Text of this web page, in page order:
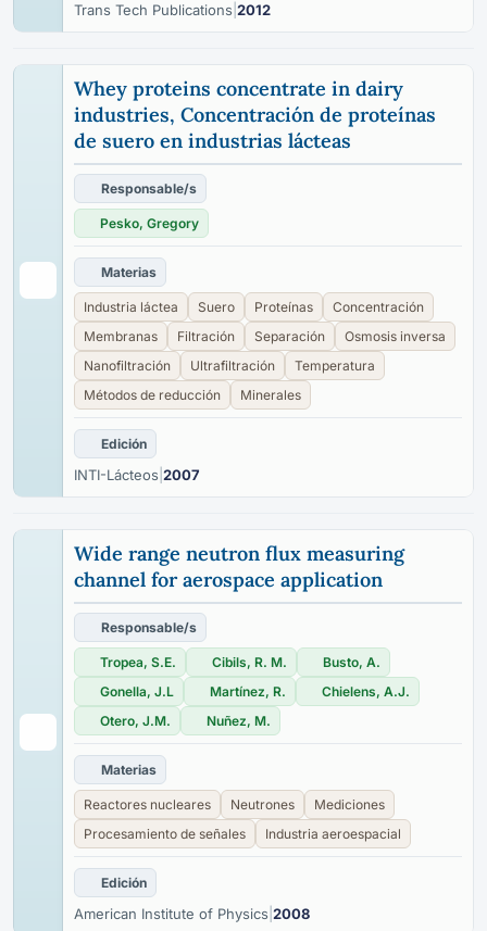
Trans Tech Publications 2012
Whey proteins concentrate in dairy
industries, Concentración de proteínas
de suero en industrias lácteas
Responsable/s
Pesko, Gregory
Materias
Industria láctea Suero Proteínas
Concentración
Membranas
Filtración Separación
Osmosis inversa
Nanofiltración
Ultrafiltración
Temperatura
Métodos de reducción
Minerales
Edición
INTI-Lácteos 2007
Wide range neutron flux measuring
channel for aerospace application
Responsable/s
Tropea, S.E. Cibils, R. M.
Busto, A.
Gonella, J.L
Martínez, R.
Chielens, A.J.
Otero, J.M.
Nuñez, M.
Materias
Reactores nucleares Neutrones
Mediciones
Procesamiento de señales
Industria aeroespacial
Edición
American Institute of Physics 2008